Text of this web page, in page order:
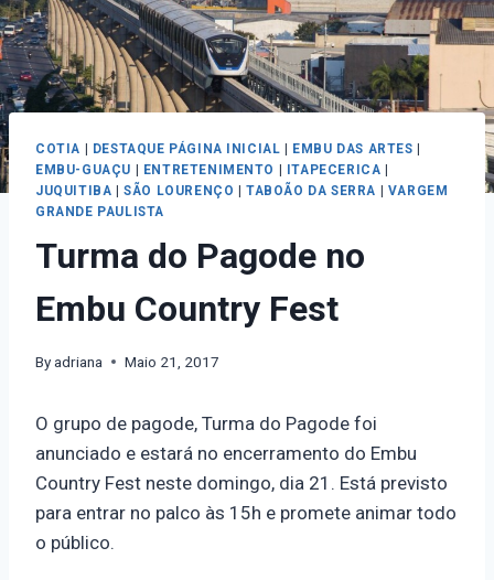
COTIA DESTAQUE PÁGINA INICIAL EMBU DAS ARTES
EMBU-GUAÇU
ENTRETENIMENTO ITAPECERICA
JUQUITIBA |SÃO LOURENÇO |TABOÃO DA SERRA
VARGEM
GRANDE PAULISTA
Turma do Pagode no
Embu Country Fest
Byadriana Maio 21, 2017
O grupo de pagode, Turma do Pagode foi
anunciado e estará no encerramento do Embu
Country Fest neste domingo, dia 21. Está previsto
para entrar no palco às 15h e promete animar todo
o público.